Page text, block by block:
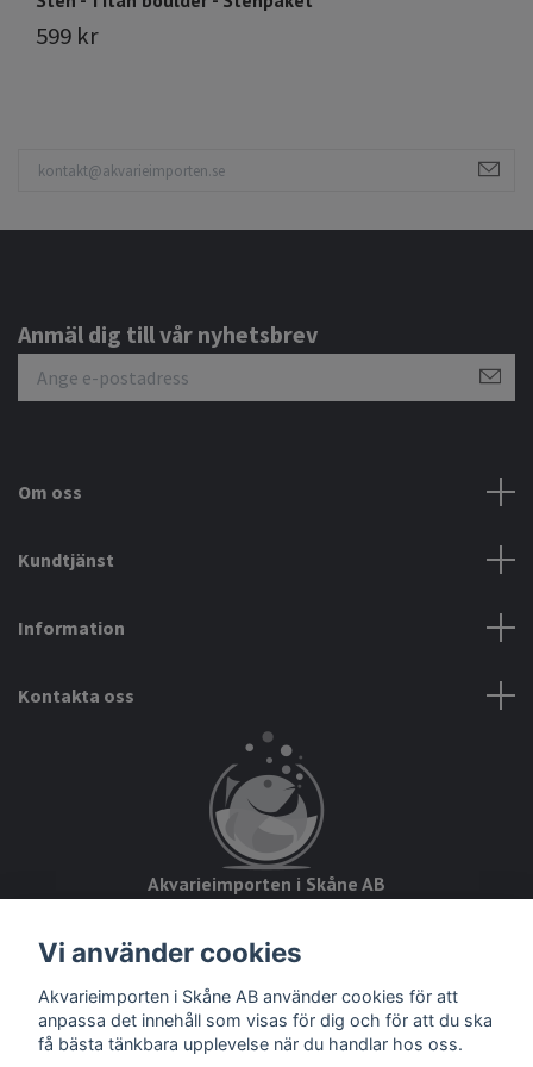
599 kr
Anmäl dig till vår nyhetsbrev
Om oss
Kundtjänst
Information
Kontakta oss
Akvarieimporten i Skåne AB
28234 Tyringe
Org.nr: 559093-8832
Vi använder cookies
Akvarieimporten i Skåne AB använder cookies för att
anpassa det innehåll som visas för dig och för att du ska
få bästa tänkbara upplevelse när du handlar hos oss.